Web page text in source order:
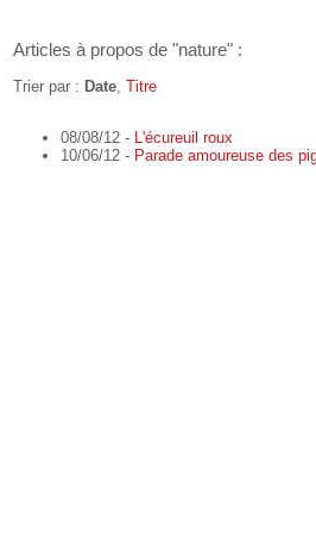
Articles à propos de "nature" :
Trier par : Date Titre
08/08/12 - L'écureuil roux
10/06/12 - Parade amoureuse des